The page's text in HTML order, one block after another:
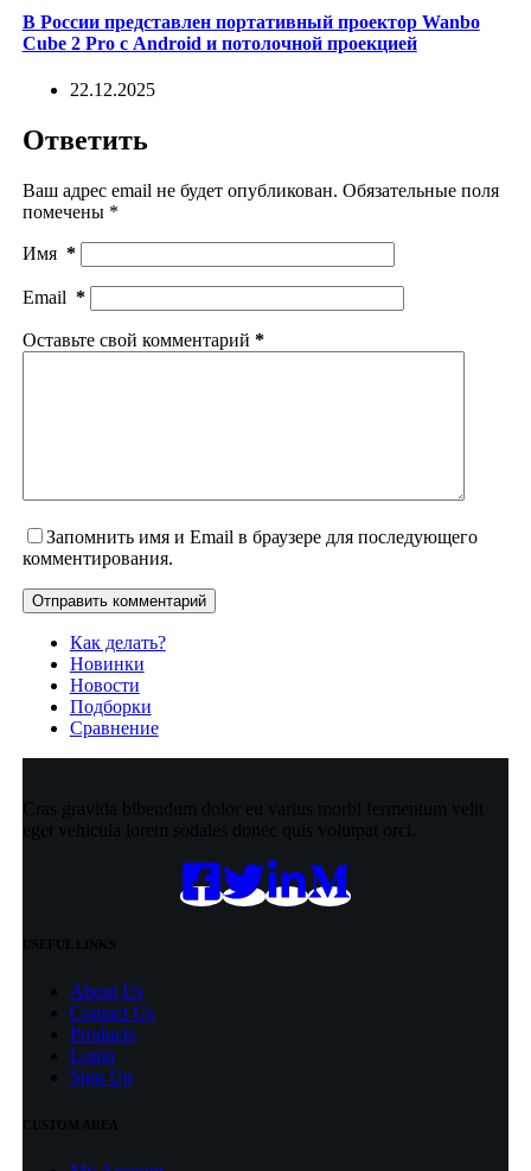
В России представлен портативный проектор Wanbo
Cube 2 Pro с Android и потолочной проекцией
22.12.2025
Ответить
Ваш адрес email не будет опубликован. Обязательные поля
помечены *
Имя *
Email *
Оставьте свой комментарий *
Запомнить имя и Email в браузере для последующего
комментирования.
Отправить комментарий
Как делать?
Новинки
Новости
Подборки
Сравнение
Cras gravida bibendum dolor eu varius morbi fermentum velit
eget vehicula lorem sodales donec quis volutpat orci.
USEFUL LINKS
About Us
Contact Us
Products
Login
Sign Up
CUSTOM AREA